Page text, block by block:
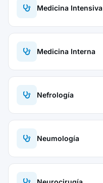
Medicina Intensiva
Medicina Interna
Nefrología
Neumología